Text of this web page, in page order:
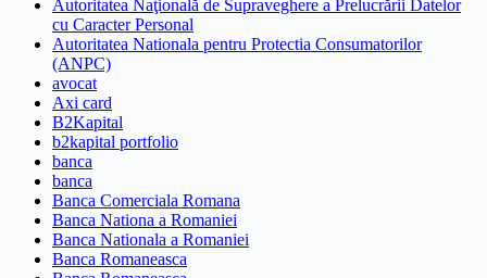
Autoritatea Naţională de Supraveghere a Prelucrării Datelor
cu Caracter Personal
Autoritatea Nationala pentru Protectia Consumatorilor
(ANPC)
avocat
Axi card
B2Kapital
b2kapital portfolio
banca
banca
Banca Comerciala Romana
Banca Nationa a Romaniei
Banca Nationala a Romaniei
Banca Romaneasca